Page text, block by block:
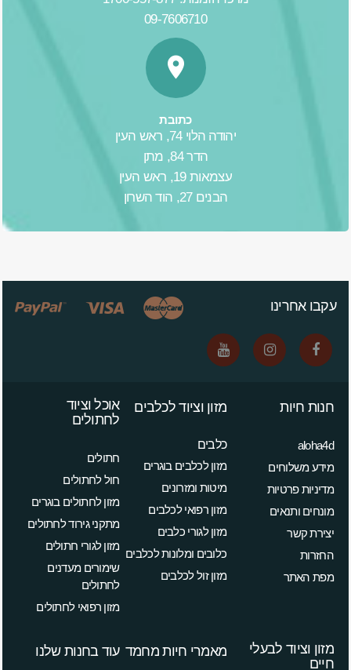
09-7606710
כתובת
יהודה הלוי 74, ראש העין
הדר 84, מתן
עצמאות 19, ראש העין
הבנים 27, הוד השרון
עקבו אחרינו
חנות חיות
aloha4d
מידע משלוחים
מדיניות פרטיות
מונחים ותנאים
יצירת קשר
החזרות
מפת האתר
מזון וציוד לכלבים
כלבים
מזון לכלבים בוגרים
מיטות ומזרונים
מזון רפואי לכלבים
מזון לגורי כלבים
כלובים ומלונות לכלבים
מזון זול לכלבים
אוכל וציוד
לחתולים
חתולים
חול לחתולים
מזון לחתולים בוגרים
מתקני גירוד לחתולים
מזון לגורי חתולים
שימורים מעדנים
לחתולים
מזון רפואי לחתולים
מזון וציוד לבעלי
חיים
מאמרי חיות מחמד עוד בחנות שלנו